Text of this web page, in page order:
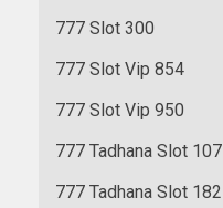
777 Slot 300
777 Slot Vip 854
777 Slot Vip 950
777 Tadhana Slot 107
777 Tadhana Slot 182